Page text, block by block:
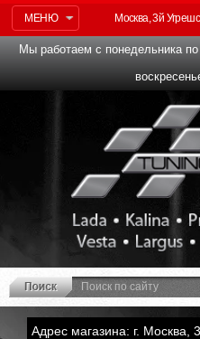
МЕНЮ Москва, 3й
Мы работаем с понедельника
Адрес магазина: г. Москва,